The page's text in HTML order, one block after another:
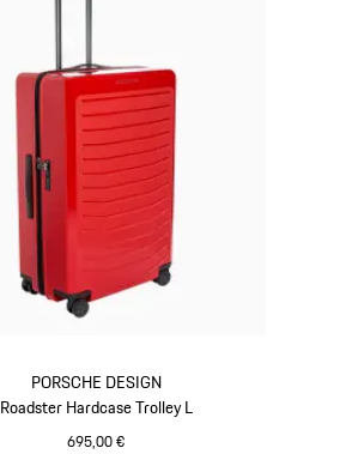
PORSCHE DESIGN
Roadster Hardcase Trolley L
695,00 €